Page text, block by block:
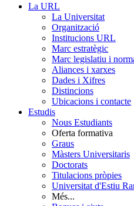
La URL
La Universitat
Organització
Institucions URL
Marc estratègic
Marc legislatiu i
Aliances i xarxes
Dades i Xifres
Distincions
Ubicacions i contacte
Estudis
Nous Estudiants
Oferta formativa
Graus
Màsters Universitaris
Doctorats
Titulacions pròpies
Universitat d'Estiu
Més...